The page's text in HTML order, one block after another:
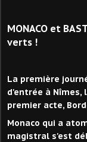
MONACO et
verts !
La première
d'entrée à Nîmes,
premier acte,
Monaco qui a
magistral s'est